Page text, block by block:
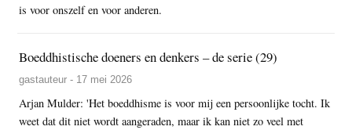
is voor onszelf en voor anderen.
Boeddhistische doeners en denkers – de serie (29)
gastauteur - 17 mei 2026
Arjan Mulder: 'Het boeddhisme is voor mij een persoonlijke tocht. Ik
weet dat dit niet wordt aangeraden, maar ik kan niet zo veel met